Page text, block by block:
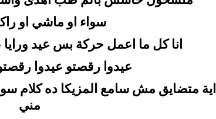
سواء او ماشي او
انا كل ما اعمل حركة بس عيد
عيدوا رقصتو عيدوا
اية متضايق مش سامع المزيكا ده
مني